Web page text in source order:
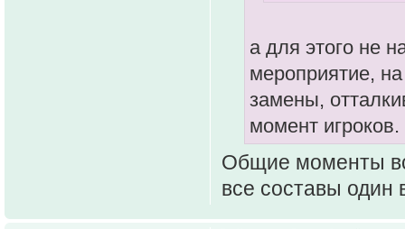
а для этого не
мероприятие,
замены,
момент игроков.
Общие моменты
все составы один